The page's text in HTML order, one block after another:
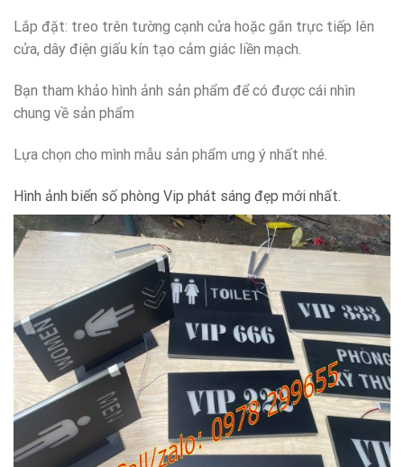
Lắp đặt: treo trên tường cạnh cửa hoặc gắn trực tiếp lên
cửa, dây điện giấu kín tạo cảm giác liền mạch.
Bạn tham khảo hình ảnh sản phẩm để có được cái nhìn
chung về sản phẩm
Lựa chọn cho mình mẫu sản phẩm ưng ý nhất nhé.
Hình ảnh biển số phòng Vip phát sáng đẹp mới nhất.